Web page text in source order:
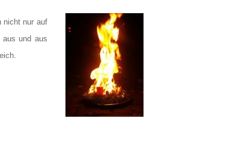
nicht nur auf
aus und aus